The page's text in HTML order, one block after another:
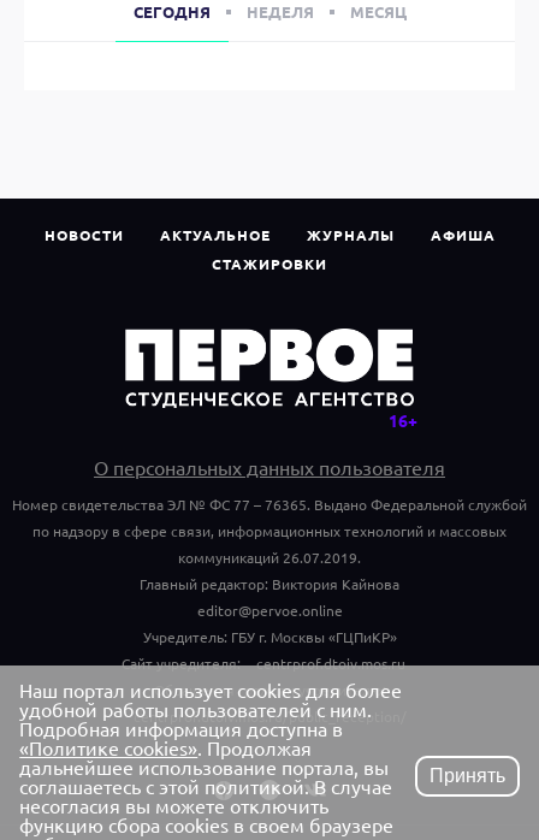
СЕГОДНЯ НЕДЕЛЯ МЕСЯЦ
НОВОСТИ АКТУАЛЬНОЕ ЖУРНАЛЫ
АФИША
СТАЖИРОВКИ
О персональных данных пользователя
Номер свидетельства ЭЛ № ФС 77 – 76365. Выдано Федеральной службой
по надзору в сфере связи, информационных технологий и массовых
коммуникаций 26.07.2019.
Главный редактор: Виктория Кайнова
editor@pervoe.online
Учредитель: ГБУ г. Москвы «ГЦПиКР»
Сайт учредителя:
centrprof.dtoiv.mos.ru
Обращения граждан учредителю:
centrprof.dtoiv.mos.ru/public_reception/
Наш портал использует cookies для более
удобной работы пользователей с ним.
Подробная информация доступна в
«Политике cookies». Продолжая
дальнейшее использование портала, вы
соглашаетесь с этой политикой. В случае
несогласия вы можете отключить
функцию сбора cookies в своем браузере
Принять